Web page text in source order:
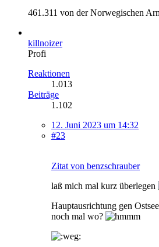
461.311 von der Norwegischen
killnoizer
Profi
Reaktionen
1.013
Beiträge
1.102
12. Juni 2023 um 14:32
#23
Zitat von benzschrauber
laß mich mal kurz überlegen
Hauptausrichtung gen
noch mal wo?